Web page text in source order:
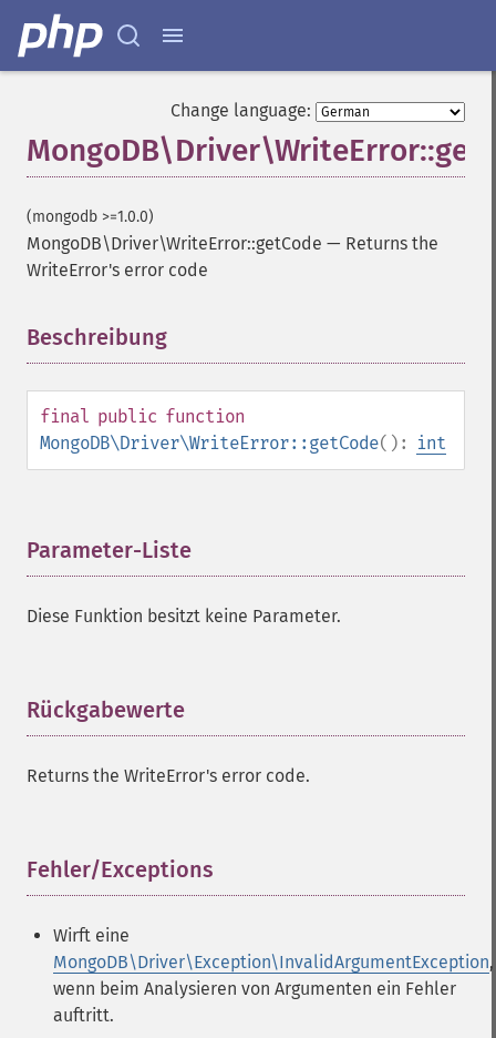
Change language:
(mongodb >=1.0.0)
MongoDB\Driver\WriteError::getCode — Returns the
WriteError's error code
Beschreibung
final public function
MongoDB\Driver\WriteError::getCode(): int
Parameter-Liste
Diese Funktion besitzt keine Parameter.
Rückgabewerte
Returns the WriteError's error code.
Fehler/Exceptions
Wirft eine
MongoDB\Driver\Exception\InvalidArgumentException,
wenn beim Analysieren von Argumenten ein Fehler
auftritt.